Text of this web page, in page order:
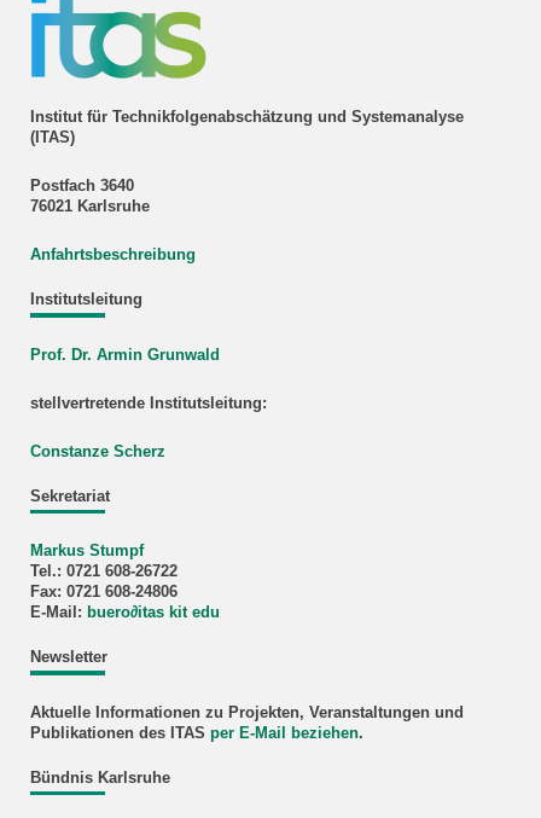
Institut für Technikfolgenabschätzung und Systemanalyse
(ITAS)
Postfach 3640
76021 Karlsruhe
Anfahrtsbeschreibung
Institutsleitung
Prof. Dr. Armin Grunwald
stellvertretende Institutsleitung:
Constanze Scherz
Sekretariat
Markus Stumpf
Tel.: 0721 608-26722
Fax: 0721 608-24806
E-Mail: buero∂itas kit edu
Newsletter
Aktuelle Informationen zu Projekten, Veranstaltungen und
Publikationen des ITAS per E-Mail beziehen.
Bündnis Karlsruhe